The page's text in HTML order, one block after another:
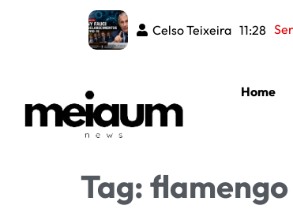
Celso Teixeira 11:28
Home
Tag: